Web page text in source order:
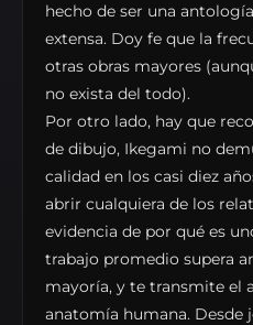
hecho de ser una
extensa. Doy fe que la
otras obras mayores
no exista del todo).
Por otro lado, hay que
de dibujo, Ikegami no
calidad en los casi diez
abrir cualquiera de los
evidencia de por qué es
trabajo promedio supera
mayoría, y te transmite el
anatomía humana. Desde